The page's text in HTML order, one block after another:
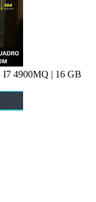
I7 4900MQ | 16 GB